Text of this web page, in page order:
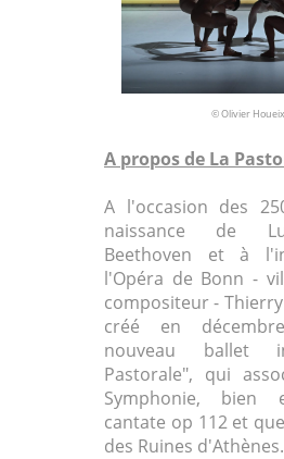
© Olivier Houeix
A propos de La
A l'occasion des
naissance de
Beethoven et à
l'Opéra de Bonn -
compositeur -
créé en
nouveau ballet
Pastorale", qui
Symphonie, bien
cantate op 112 et
des Ruines d'Athènes.